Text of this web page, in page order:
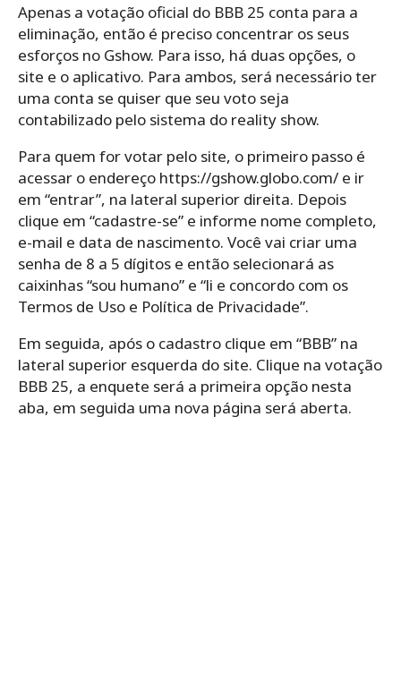
Apenas a votação oficial do BBB 25 conta para a
eliminação, então é preciso concentrar os seus
esforços no Gshow. Para isso, há duas opções, o
site e o aplicativo. Para ambos, será necessário ter
uma conta se quiser que seu voto seja
contabilizado pelo sistema do reality show.
Para quem for votar pelo site, o primeiro passo é
acessar o endereço https://gshow.globo.com/ e ir
em “entrar”, na lateral superior direita. Depois
clique em “cadastre-se” e informe nome completo,
e-mail e data de nascimento. Você vai criar uma
senha de 8 a 5 dígitos e então selecionará as
caixinhas “sou humano” e “li e concordo com os
Termos de Uso e Política de Privacidade”.
Em seguida, após o cadastro clique em “BBB” na
lateral superior esquerda do site. Clique na votação
BBB 25, a enquete será a primeira opção nesta
aba, em seguida uma nova página será aberta.